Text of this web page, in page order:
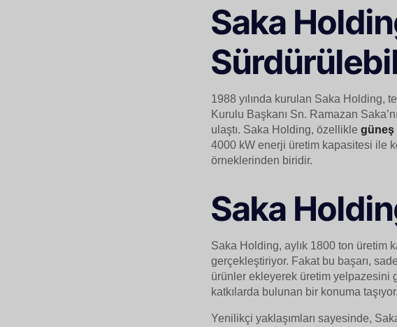
Saka
1988 yılında kurulan Saka Holding,
Kurulu Başkanı Sn. Ramazan
ulaştı. Saka Holding, özellikle güneş
4000 kW enerji üretim kapasitesi ile
örneklerinden biridir.
Saka
Saka Holding, aylık 1800 ton üretim
gerçekleştiriyor. Fakat bu başarı,
ürünler ekleyerek üretim yelpazesini
katkılarda bulunan bir konuma taşıyor.
Yenilikçi yaklaşımları sayesinde,